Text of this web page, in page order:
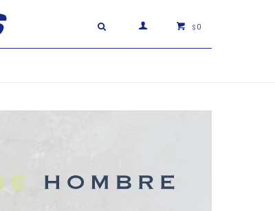
$ 0